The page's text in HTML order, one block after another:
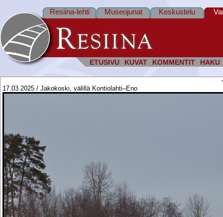
ETUSIVU KUVAT KOMMENTIT HAKU
Resiina-lehti Museojunat Keskustelu
17.03.2025 / Jakokoski, välillä Kontiolahti–Eno